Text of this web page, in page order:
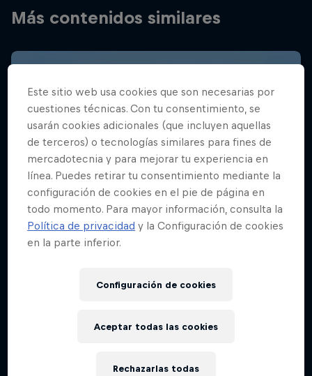
Más contenidos similares
Este sitio web usa cookies que son necesarias por
cuestiones técnicas. Con tu consentimiento, se
usarán cookies adicionales (que incluyen aquellas
de terceros) o tecnologías similares para fines de
mercadotecnia y para mejorar tu experiencia en
línea. Puedes retirar tu consentimiento mediante la
configuración de cookies en el pie de página en
todo momento. Para mayor información, consulta la
Política de privacidad y la Configuración de cookies
en la parte inferior.
Configuración de cookies
Rechazarlas todas
Aceptar todas las cookies